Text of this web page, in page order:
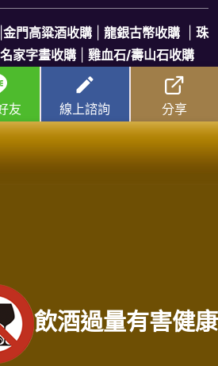
金門高粱酒收購 龍銀古幣收購
珠
名家字畫收購 雞血石/壽山石收購
購知識庫 線上客服│
老酒仙老酒收購
老酒仙洋酒收購中心
老酒收購、台中市大甲區老酒收購、台中市大安
收購、台中市和平區老酒收購、台中市后里區老
、台中市南區老酒收購、台中市北屯區老酒收
市西屯區老酒收購、台中市西區老酒收購、台中
友 線上諮詢 分享
飲酒過量有害健康